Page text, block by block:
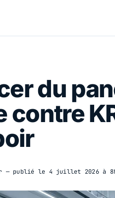
du
contre
— publié le 4 juillet 2026 à